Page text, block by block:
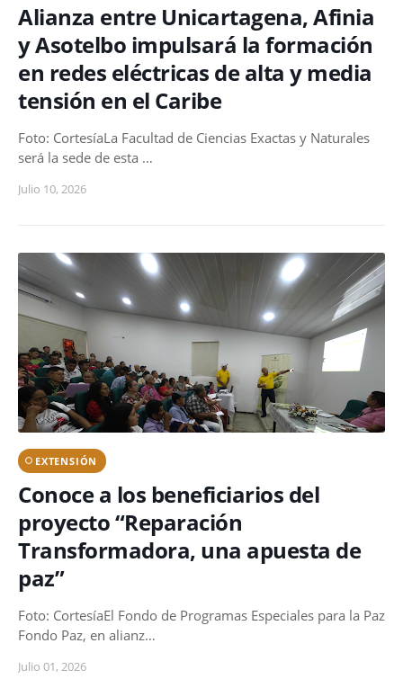
Alianza entre Unicartagena, Afinia
y Asotelbo impulsará la formación
en redes eléctricas de alta y media
tensión en el Caribe
Foto: CortesíaLa Facultad de Ciencias Exactas y Naturales
será la sede de esta …
Julio 10, 2026
EXTENSIÓN
Conoce a los beneficiarios del
proyecto “Reparación
Transformadora, una apuesta de
paz”
Foto: CortesíaEl Fondo de Programas Especiales para la Paz
Fondo Paz, en alianz…
Julio 01, 2026